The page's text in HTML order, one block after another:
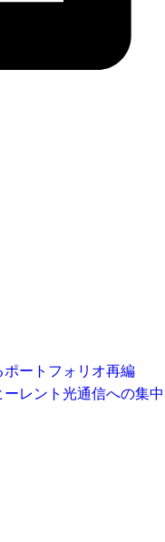
ートフォリオ再編
レント光通信への集中